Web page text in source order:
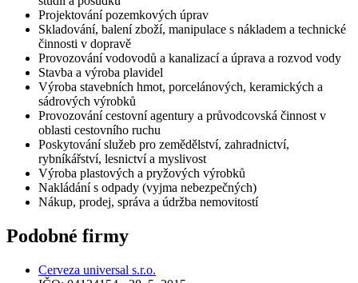
Projektování pozemkových úprav
Skladování, balení zboží, manipulace s nákladem a technické
činnosti v dopravě
Provozování vodovodů a kanalizací a úprava a rozvod vody
Stavba a výroba plavidel
Výroba stavebních hmot, porcelánových, keramických a
sádrových výrobků
Provozování cestovní agentury a průvodcovská činnost v
oblasti cestovního ruchu
Poskytování služeb pro zemědělství, zahradnictví,
rybníkářství, lesnictví a myslivost
Výroba plastových a pryžových výrobků
Nakládání s odpady (vyjma nebezpečných)
Nákup, prodej, správa a údržba nemovitostí
Podobné firmy
Cerveza universal s.r.o.